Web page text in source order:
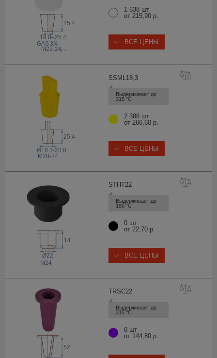
25.4
GAS 3/4
19.8–25.4
M22-24,...
1 638 шт
от 215,90 р.
ВСЕ ЦЕНЫ
SSML18,3
Выдерживает до
315 °С
25.4
Ø18.3-23.8
M20-24
2 388 шт
от 266,60 р.
ВСЕ ЦЕНЫ
STHT22
Выдерживает до
180 °С
14
Ø22
M24
0 шт
от 22,70 р.
ВСЕ ЦЕНЫ
TRSC22
Выдерживает до
315 °С
52
0 шт
от 144,80 р.